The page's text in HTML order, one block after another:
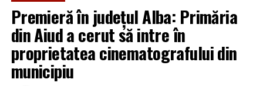
Premieră în județul Alba: Primăria
din Aiud a cerut să intre în
proprietatea cinematografului din
municipiu